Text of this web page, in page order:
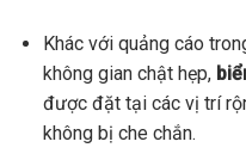
Khác với quảng cáo
không gian chật hẹp,
được đặt tại các vị trí
không bị che chắn.